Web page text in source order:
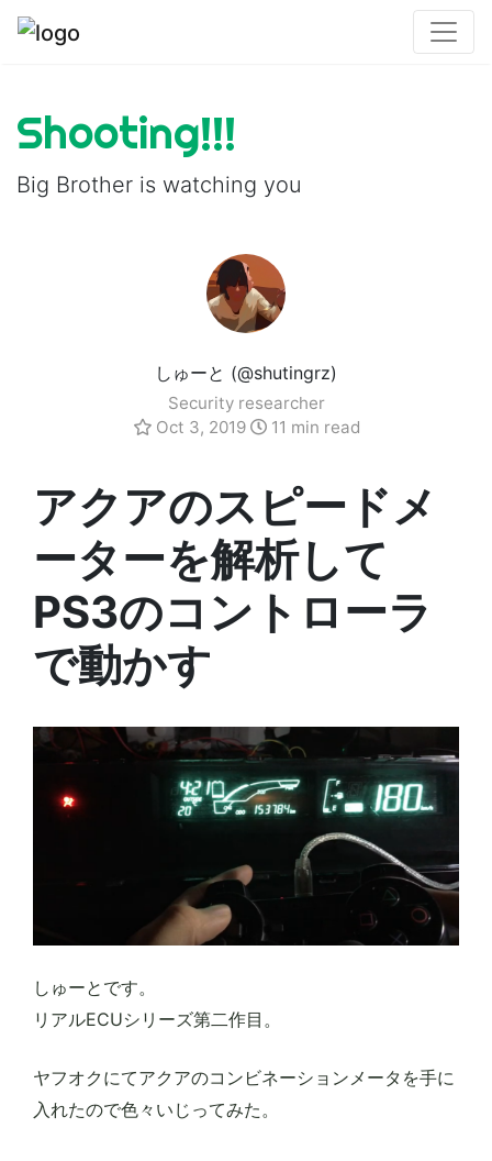
Shooting!!!
Big Brother is watching you
しゅーと (@shutingrz)
Security researcher
Oct 3, 2019
11 min read
アクアのスピードメ
ーターを解析して
PS3のコントローラ
で動かす
しゅーとです。
リアルECUシリーズ第二作目。
ヤフオクにてアクアのコンビネーションメータを手に
入れたので色々いじってみた。